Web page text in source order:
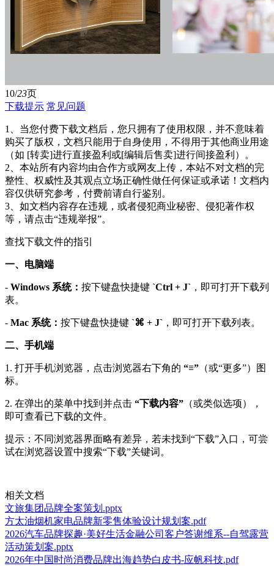
10/23页
下载提示 常见问题
1、当您付费下载文档后，您只拥有了使用权限，并不意味着
购买了版权，文档只能用于自身使用，不得用于其他商业用途
（如 [转卖]进行直接盈利或[编辑后售卖]进行间接盈利）。
2、本站所有内容均由合作方或网友上传，本站不对文档的完
整性、权威性及其观点立场正确性做任何保证或承诺！文档内
容仅供研究参考，付费前请自行鉴别。
3、如文档内容存在违规，或者侵犯商业秘密、侵犯著作权
等，请点击“违规举报”。
查找下载文件的指引
一、电脑端
- Windows 系统： 按下键盘快捷键 `Ctrl + J` ，即可打开下载列
表。
- Mac 系统： 按下键盘快捷键 `⌘ + J` ，即可打开下载列表。
二、手机端
1. 打开手机浏览器，点击浏览器右下角的 “≡” （或“更多”）图
标。
2. 在弹出的菜单中找到并点击 “下载内容” （或类似选项），
即可查看已下载的文件。
提示：不同浏览器界面略有差异，若未找到“下载”入口，可尝
试在浏览器设置中搜索“下载”关键词。
相关文档
文旅集团品牌全案策划.pptx
方太油烟机家电品牌新零售体验设计规划案.pdf
2026汽车品牌探趣·美好生活金融公司客户答谢维系--自驾露营
活动策划案.pptx
2026年中国时尚消费品牌出海趋势白皮书-应帆科技.pdf